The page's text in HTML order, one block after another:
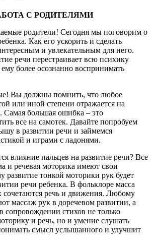
С РОДИТЕЛЯМИ
родители! Сегодня мы поговорим о
Как его ускорить и сделать
и увлекательным для него.
речи перестраивает всю психику
более осознанно воспринимать
Вы должны помнить, что любое
или иной степени отражается на
Самая большая ошибка – это
все на самотек. Давайте попробуем
в развитии речи и займемся
и играми с ладонями.
влияние пальцев на развитие речи? Все
и речевая моторика имеют свои
развитие тонкой моторики рук будет
речи ребенка. В фольклоре масса
сочетаются речь и движения. Любому
массаж рук в доречевом развитии, а
сопровождении стихов не только
и речь, но и умение слушать
смысл услышанного и улучшит